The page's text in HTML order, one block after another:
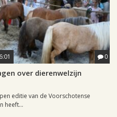
0
over dierenwelzijn
editie van de Voorschotense
heeft...